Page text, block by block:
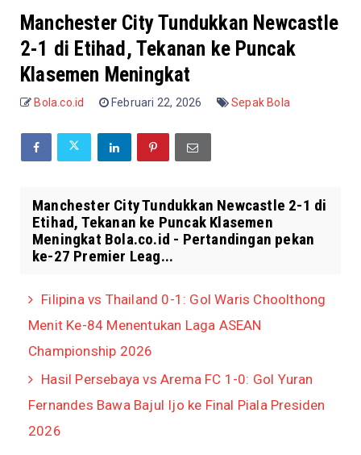
Manchester City Tundukkan Newcastle
2-1 di Etihad, Tekanan ke Puncak
Klasemen Meningkat
Bola.co.id Februari 22, 2026 Sepak Bola
Manchester City Tundukkan Newcastle 2-1 di
Etihad, Tekanan ke Puncak Klasemen
Meningkat Bola.co.id - Pertandingan pekan
ke-27 Premier Leag...
Filipina vs Thailand 0-1: Gol Waris Choolthong
Menit Ke-84 Menentukan Laga ASEAN
Championship 2026
Hasil Persebaya vs Arema FC 1-0: Gol Yuran
Fernandes Bawa Bajul Ijo ke Final Piala Presiden
2026